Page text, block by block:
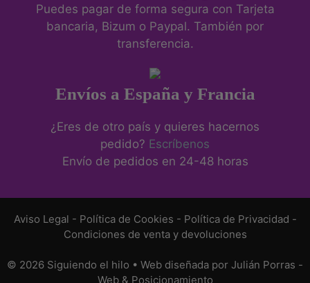
Puedes pagar de forma segura con Tarjeta
bancaria, Bizum o Paypal. También por
transferencia.
Envíos a España y Francia
¿Eres de otro país y quieres hacernos
pedido? Escríbenos
Envío de pedidos en 24-48 horas
Aviso Legal - Política de Cookies - Política de Privacidad -
Condiciones de venta y devoluciones
© 2026 Siguiendo el hilo • Web diseñada por Julián Porras -
Web & Posicionamiento